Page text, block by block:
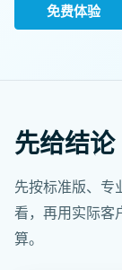
免费体验
先给结论
先按标准版、专
看，再用实际客
算。